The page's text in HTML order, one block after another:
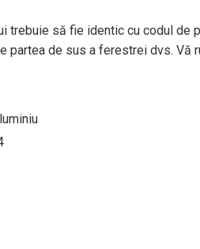
trebuie să fie identic cu codul
partea de sus a ferestrei dvs. Vă